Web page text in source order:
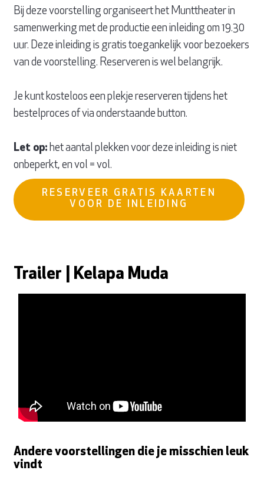
Bij deze voorstelling organiseert het Munttheater in
samenwerking met de productie een inleiding om 19.30
uur. Deze inleiding is gratis toegankelijk voor bezoekers
van de voorstelling. Reserveren is wel belangrijk.
Je kunt kosteloos een plekje reserveren tijdens het
bestelproces of via onderstaande button.
Let op: het aantal plekken voor deze inleiding is niet
onbeperkt, en vol = vol.
RESERVEER GRATIS KAARTEN
VOOR DE INLEIDING
Trailer | Kelapa Muda
Andere voorstellingen die je misschien leuk
vindt